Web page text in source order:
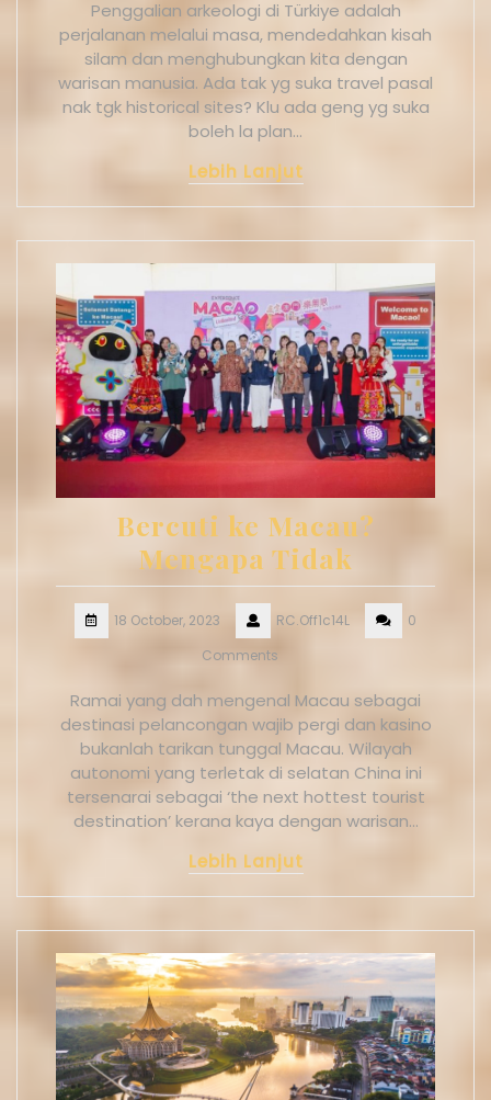
Penggalian arkeologi di Türkiye adalah
perjalanan melalui masa, mendedahkan kisah
silam dan menghubungkan kita dengan
warisan manusia. Ada tak yg suka travel pasal
nak tgk historical sites? Klu ada geng yg suka
boleh la plan…
Lebih Lanjut
Bercuti ke Macau?
Mengapa Tidak
18 October, 2023 RC.Off1c14L
0
Comments
Ramai yang dah mengenal Macau sebagai
destinasi pelancongan wajib pergi dan kasino
bukanlah tarikan tunggal Macau. Wilayah
autonomi yang terletak di selatan China ini
tersenarai sebagai ‘the next hottest tourist
destination’ kerana kaya dengan warisan…
Lebih Lanjut